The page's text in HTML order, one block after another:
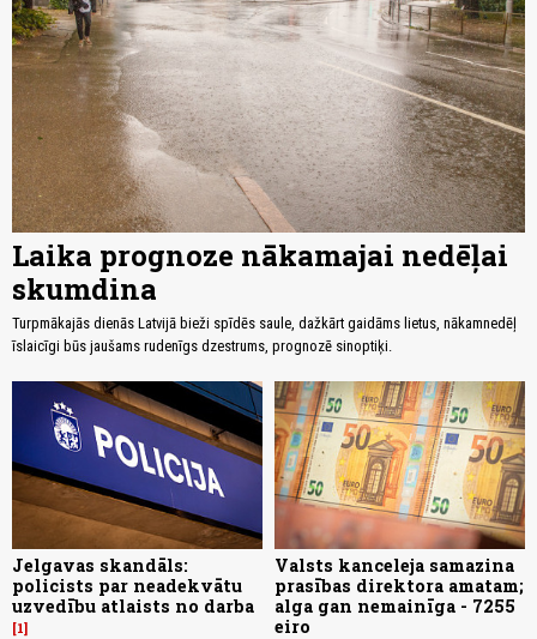
Laika prognoze nākamajai nedēļai
skumdina
Turpmākajās dienās Latvijā bieži spīdēs saule, dažkārt gaidāms lietus, nākamnedēļ
īslaicīgi būs jaušams rudenīgs dzestrums, prognozē sinoptiķi.
Jelgavas skandāls:
policists par neadekvātu
uzvedību atlaists no darba
1
Valsts kanceleja samazina
prasības direktora amatam;
alga gan nemainīga - 7255
eiro